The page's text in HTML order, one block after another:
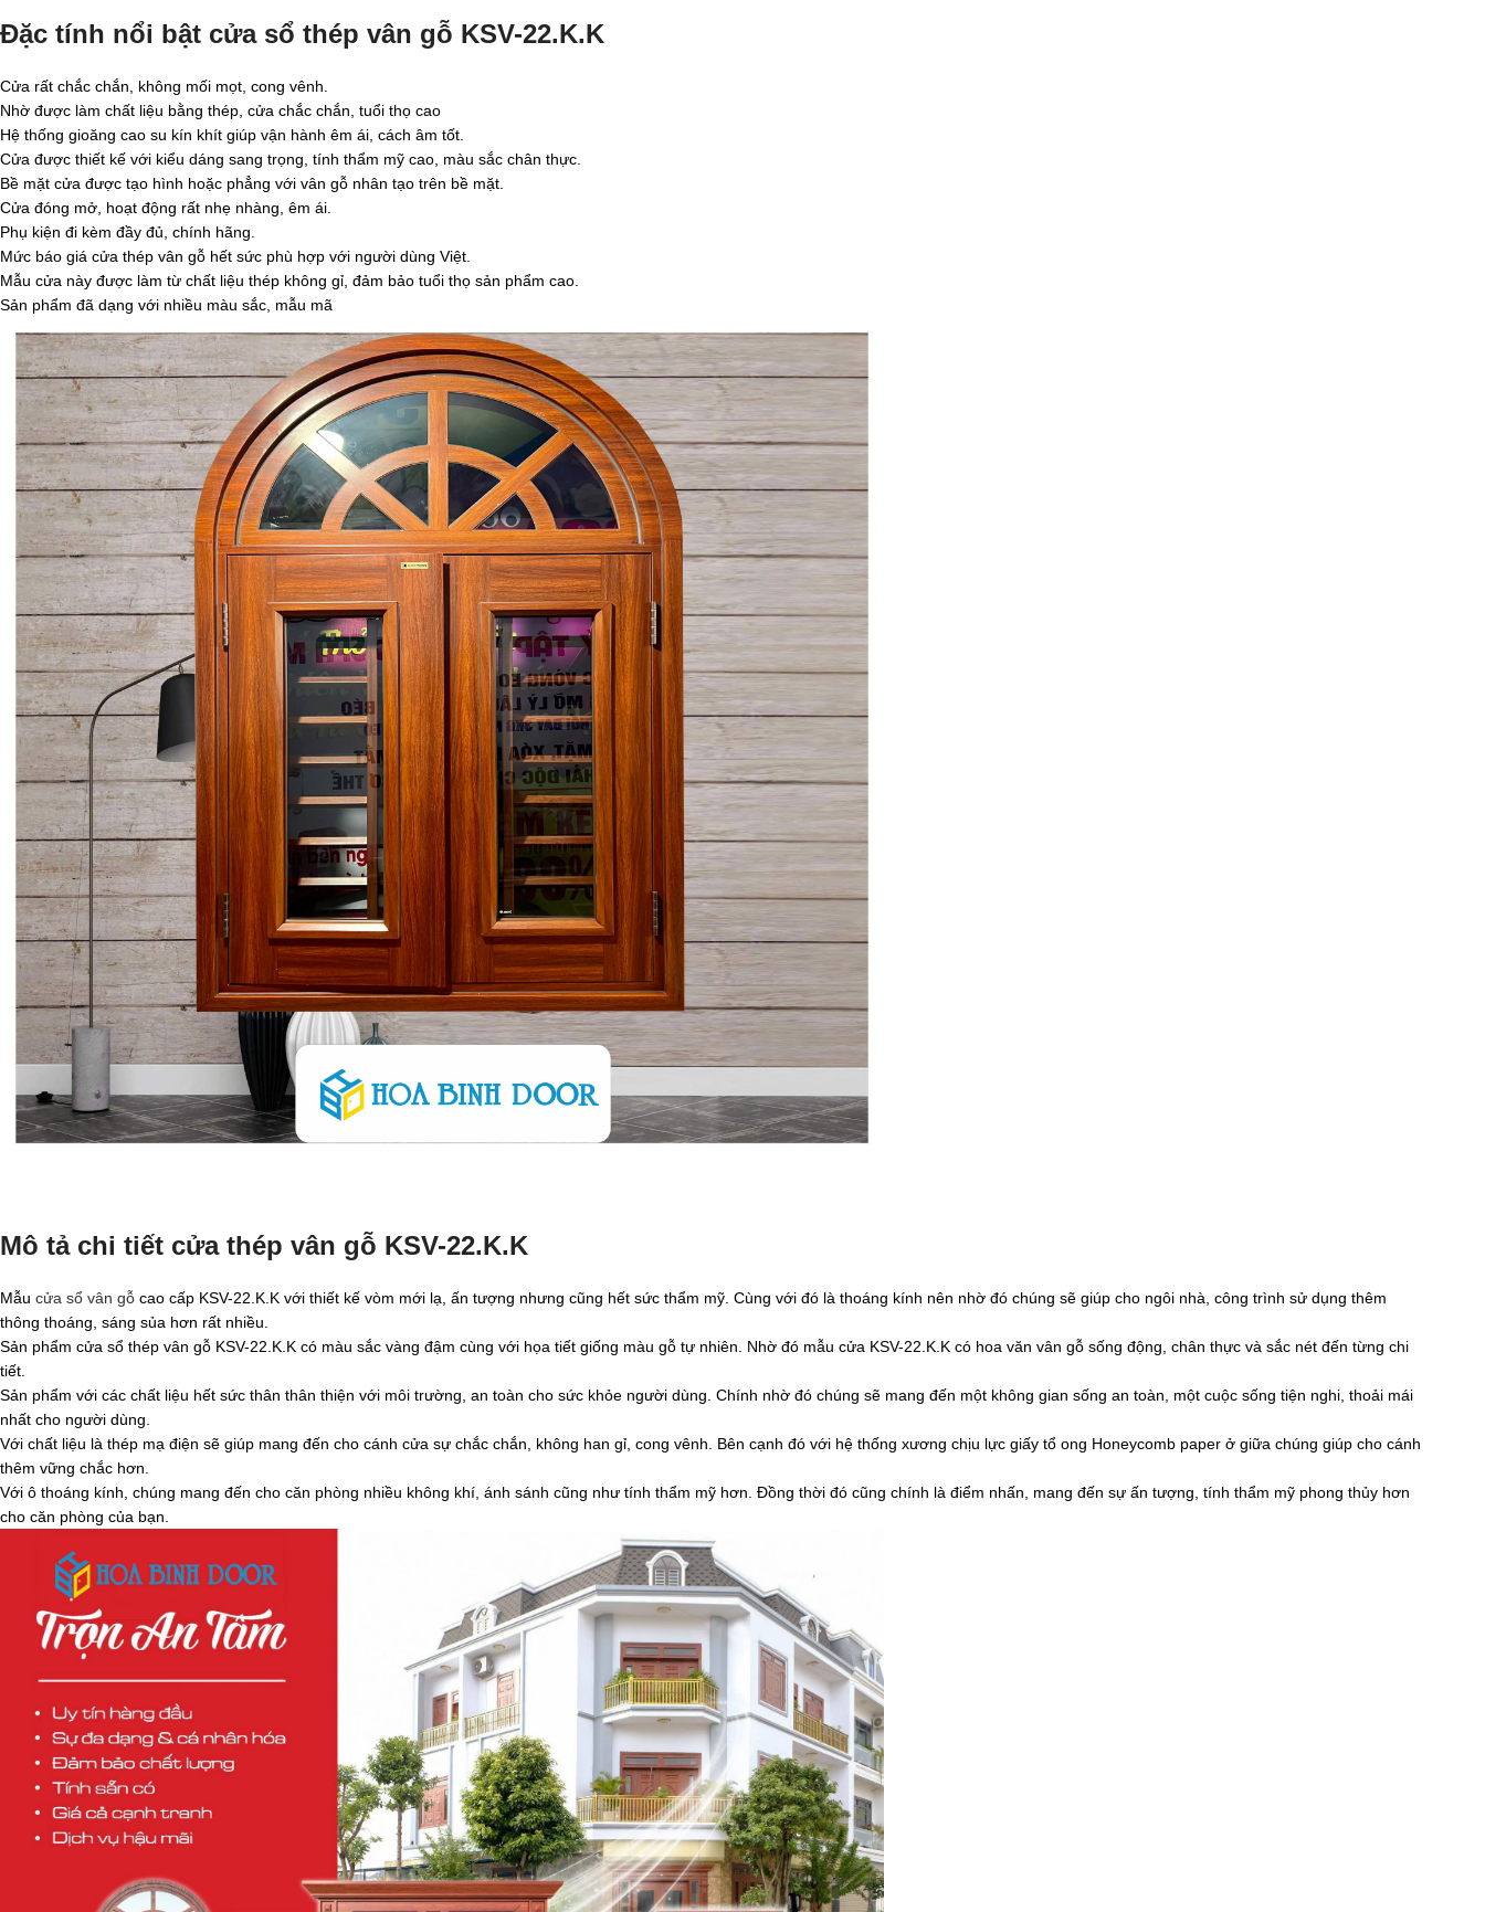
Đặc tính nổi bật cửa sổ thép vân gỗ KSV-22.K.K
Cửa rất chắc chắn, không mối mọt, cong vênh.
Nhờ được làm chất liệu bằng thép, cửa chắc chắn, tuổi thọ cao
Hệ thống gioăng cao su kín khít giúp vận hành êm ái, cách âm tốt.
Cửa được thiết kế với kiểu dáng sang trọng, tính thẩm mỹ cao, màu sắc chân thực.
Bề mặt cửa được tạo hình hoặc phẳng với vân gỗ nhân tạo trên bề mặt.
Cửa đóng mở, hoạt động rất nhẹ nhàng, êm ái.
Phụ kiện đi kèm đầy đủ, chính hãng.
Mức báo giá cửa thép vân gỗ hết sức phù hợp với người dùng Việt.
Mẫu cửa này được làm từ chất liệu thép không gỉ, đảm bảo tuổi thọ sản phẩm cao.
Sản phẩm đã dạng với nhiều màu sắc, mẫu mã
Mô tả chi tiết cửa thép vân gỗ KSV-22.K.K
Mẫu cửa sổ vân gỗ cao cấp KSV-22.K.K với thiết kế vòm mới lạ, ấn tượng nhưng cũng hết sức thẩm mỹ. Cùng với đó là thoáng kính nên nhờ đó chúng sẽ giúp cho ngôi nhà, công trình sử dụng thêm
thông thoáng, sáng sủa hơn rất nhiều.
Sản phẩm cửa sổ thép vân gỗ KSV-22.K.K có màu sắc vàng đậm cùng với họa tiết giống màu gỗ tự nhiên. Nhờ đó mẫu cửa KSV-22.K.K có hoa văn vân gỗ sống động, chân thực và sắc nét đến từng chi
tiết.
Sản phẩm với các chất liệu hết sức thân thân thiện với môi trường, an toàn cho sức khỏe người dùng. Chính nhờ đó chúng sẽ mang đến một không gian sống an toàn, một cuộc sống tiện nghi, thoải mái
nhất cho người dùng.
Với chất liệu là thép mạ điện sẽ giúp mang đến cho cánh cửa sự chắc chắn, không han gỉ, cong vênh. Bên cạnh đó với hệ thống xương chịu lực giấy tổ ong Honeycomb paper ở giữa chúng giúp cho cánh
thêm vững chắc hơn.
Với ô thoáng kính, chúng mang đến cho căn phòng nhiều không khí, ánh sánh cũng như tính thẩm mỹ hơn. Đồng thời đó cũng chính là điểm nhấn, mang đến sự ấn tượng, tính thẩm mỹ phong thủy hơn
cho căn phòng của bạn.